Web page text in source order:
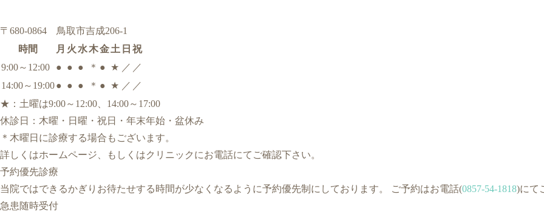
〒680-0864 鳥取市吉成206-1
時間
月 火 水木金土 日 祝
9:00～12:00
● ● ● ＊ ● ★ ／ ／
14:00～19:00● ● ● ＊ ● ★ ／ ／
★ ：土曜は9:00～12:00、14:00～17:00
休診日：木曜・日曜・祝日・年末年始・盆休み
＊ 木曜日に診療する場合もございます。
詳しくはホームページ、もしくはクリニックにお電話にてご確認下さい。
予約優先診療
当院ではできるかぎりお待たせする時間が少なくなるように予約優先制にしております。 ご予約はお電話(0857-54-1818)にて
急患随時受付